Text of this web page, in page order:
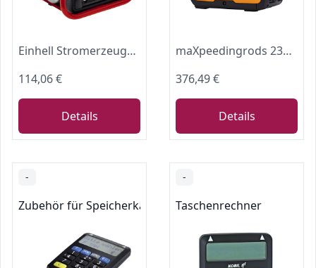
Einhell Stromerzeuger (Benzin) TC-PG 10/E5 (800 W Maximalleistung, 680 W max. Dauerleistung, 4 L Tank, 2-Takt-Motor, 1x 230 V, Überlastschutz)
114,06 €
Details
maXpeedingrods 2300W Inverter Stromerzeuger Benzin leise Tragbarer 18.5kg
376,49 €
Details
-
Zubehör für Speicherkarten
-
Taschenrechner